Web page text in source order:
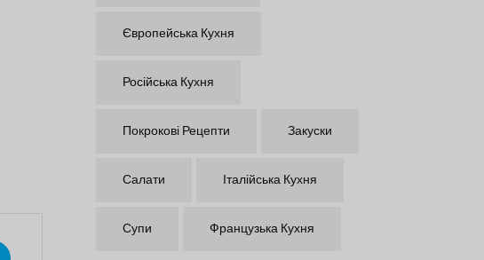
Європейська Кухня
Російська Кухня
Покрокові Рецепти Закуски
Салати Італійська Кухня
Супи Французька Кухня